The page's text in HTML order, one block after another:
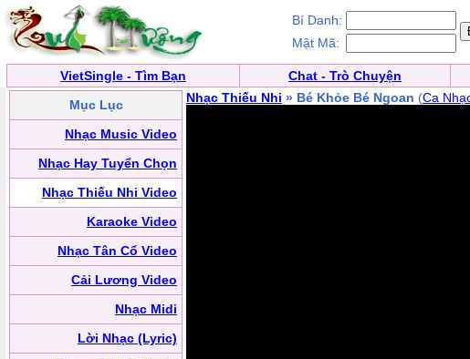
Bí Danh:
Mật Mã:
VietSingle - Tìm Bạn Chat - Trò Chuyện
Mục Lục
Nhạc Music Video
Nhạc Hay Tuyển Chọn
Nhạc Thiếu Nhi Video
Karaoke Video
Nhạc Tân Cổ Video
Cải Lương Video
Nhạc Midi
Lời Nhạc (Lyric)
Nhạc Thiếu Nhi » Bé Khỏe Bé Ngoan (Ca